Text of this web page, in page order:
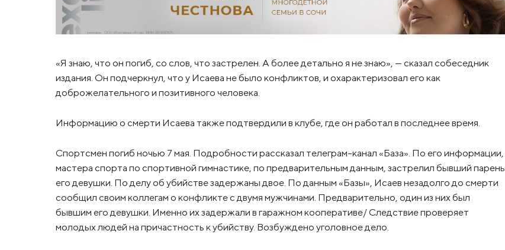
«Я знаю, что он погиб, со слов, что застрелен. А более детально я не знаю», — сказал собеседник
издания. Он подчеркнул, что у Исаева не было конфликтов, и охарактеризовал его как
доброжелательного и позитивного человека.
Информацию о смерти Исаева также подтвердили в клубе, где он работал в последнее время.
Спортсмен погиб ночью 7 мая. Подробности рассказал телеграм-канал «База». По его информации,
мастера спорта по спортивной гимнастике, по предварительным данным, застрелил бывший парень
его девушки. По делу об убийстве задержаны двое. По данным «Базы», Исаев незадолго до смерти
сообщил своим коллегам о конфликте с двумя мужчинами. Предварительно, один из них был
бывшим его девушки. Именно их задержали в гаражном кооперативе/ Cледствие проверяет
молодых людей на причастность к убийству. Возбуждено уголовное дело.